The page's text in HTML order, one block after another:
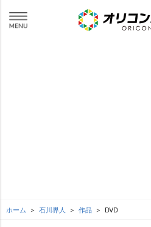
ホーム 石川界人 作品 DVD